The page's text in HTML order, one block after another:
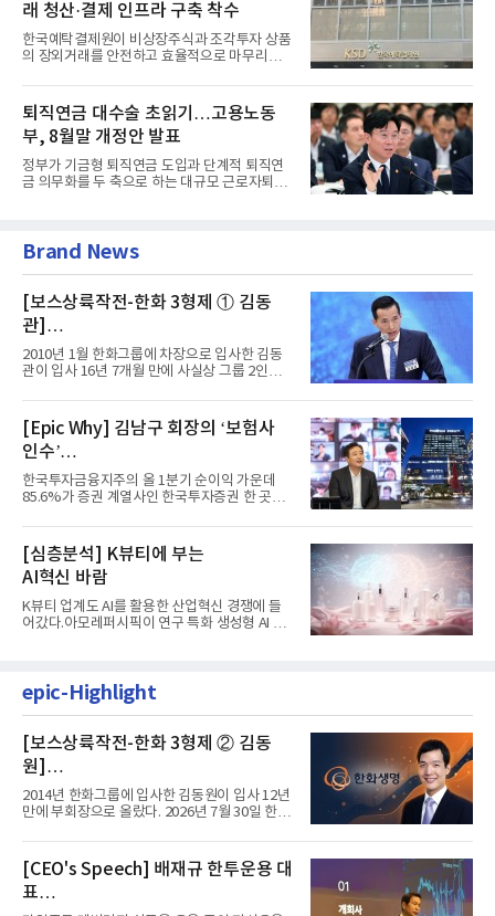
래 청산·결제 인프라 구축 착수
한국예탁결제원이 비상장주식과 조각투자 상품
의 장외거래를 안전하고 효율적으로 마무리하기
퇴직연금 대수술 초읽기…고용노동
부, 8월말 개정안 발표
정부가 기금형 퇴직연금 도입과 단계적 퇴직연
금 의무화를 두 축으로 하는 대규모 근로자퇴직
Brand News
[보스상륙작전-한화 3형제 ① 김동
관]
입사 16년 만에 수석부회장 … 경영승
계 ‘초읽기’
2010년 1월 한화그룹에 차장으로 입사한 김동
관이 입사 16년 7개월 만에 사실상 그룹 2인자
[Epic Why] 김남구 회장의 ‘보험사
인수’
발걸음이 신중해진 배경은?
한국투자금융지주의 올 1분기 순이익 가운데
85.6%가 증권 계열사인 한국투자증권 한 곳에
[심층분석] K뷰티에 부는
AI혁신 바람
K뷰티 업계도 AI를 활용한 산업혁신 경쟁에 들
어갔다.아모레퍼시픽이 연구 특화 생성형 AI 플
epic-Highlight
[보스상륙작전-한화 3형제 ② 김동
원]
입사 12년 만에 금융계열 수장 등극
2014년 한화그룹에 입사한 김동원이 입사 12년
만에 부회장으로 올랐다. 2026년 7월 30일 한화
[CEO's Speech] 배재규 한투운용 대
표